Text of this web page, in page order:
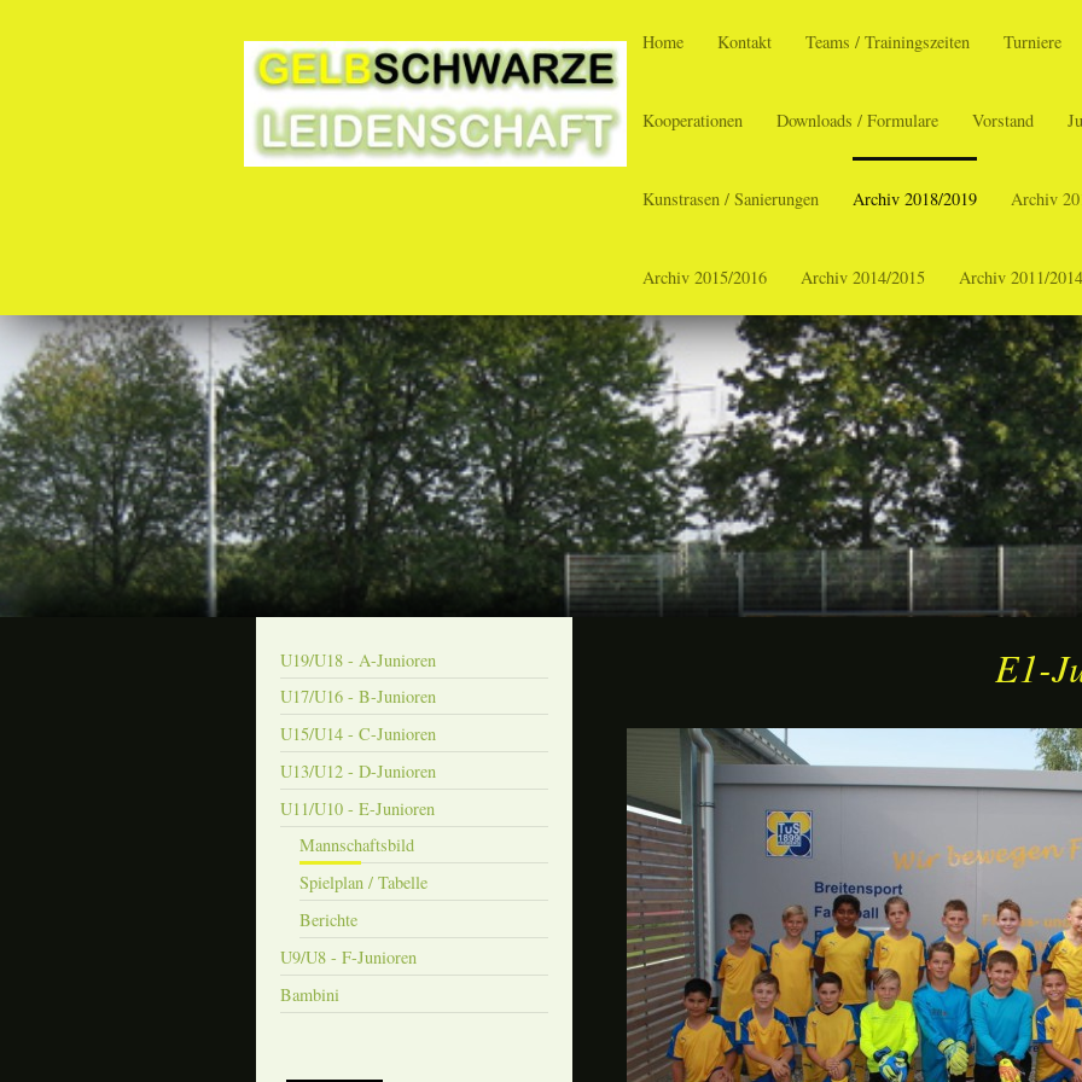
Home Kontakt Teams / Trainingszeiten Turniere
Kooperationen Downloads / Formulare Vorstand
Kunstrasen / Sanierungen Archiv 2018/2019 Archiv
Archiv 2015/2016 Archiv 2014/2015 Archiv 2011/
E1-
U19/U18 - A-Junioren
U17/U16 - B-Junioren
U15/U14 - C-Junioren
U13/U12 - D-Junioren
U11/U10 - E-Junioren
Mannschaftsbild
Spielplan / Tabelle
Berichte
U9/U8 - F-Junioren
Bambini